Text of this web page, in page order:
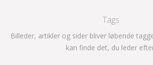
Tags
Billeder, artikler og sider bliver løbende
kan finde det, du leder